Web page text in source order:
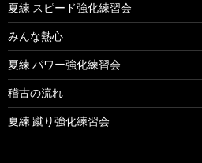
夏練 スピード強化練習会
みんな熱心
夏練 パワー強化練習会
稽古の流れ
夏練 蹴り強化練習会